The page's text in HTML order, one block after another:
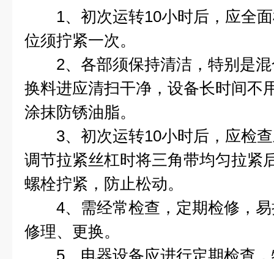
1、初次运转10小时后，应全面
位须拧紧一次。
2、各部须保持清洁，特别是混
换料进应清扫干净，设备长时间不
涂抹防锈油脂。
3、初次运转10小时后，应检查
调节拉紧丝杠时将三角带均匀拉紧
螺栓拧紧，防止松动。
4、需经常检查，定期检修，易
修理、更换。
5、电器设备应进行定期检查，